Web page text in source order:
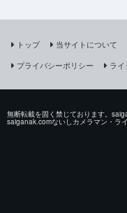
トップ 当サイトについて
プライバシーポリシー
ラ
無断転載を固く禁じております。
saiganak.comないしカメラマン・ラ